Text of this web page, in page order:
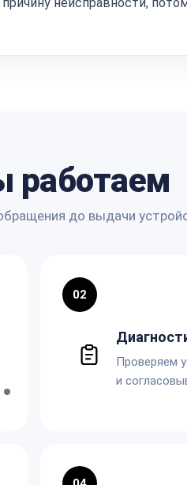
работаем
до выдачи
02
Проверяем
и